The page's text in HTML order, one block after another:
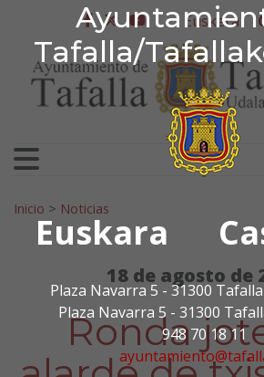
Tafalla/
Euskara
Plaza Navarra 5 - 31300 Tafalla
Plaza Navarra 5 - 31300
948 70 18 11
Ir al contenidofacebook
twitter
youtube
Euskera
Search for:
Inicio > Noticias
18 de agosto de
Ronda